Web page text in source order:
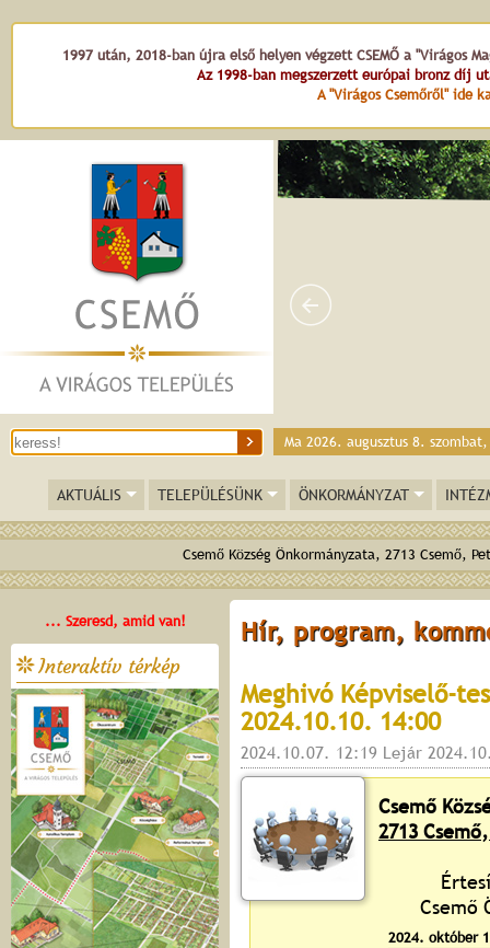
1997 után, 2018-ban újra első helyen végzett CSEMŐ a "Virágos
Az 1998-ban megszerzett európai bronz díj
A "Virágos Csemőről" ide
Ma 2026. augusztus 8.
AKTUÁLIS TELEPÜLÉSÜNK ÖNKORMÁNYZAT
Csemő Község Önkormányzata, 2713
... Szeresd, amid van!
Interaktív térkép
Hír, program,
Meghivó Képviselő-
2024.10.10. 14:00
2024.10.07. 12:19 Lejár
Csemő
2713
Csemő
2024. október